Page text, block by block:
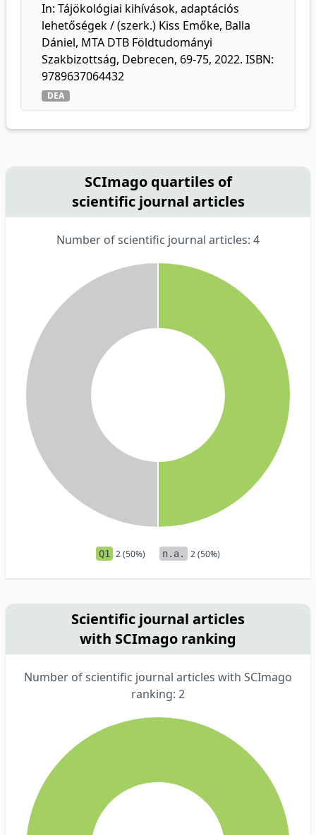
In: Tájökológiai kihívások, adaptációs
lehetőségek / (szerk.) Kiss Emőke, Balla
Dániel, MTA DTB Földtudományi
Szakbizottság, Debrecen, 69-75, 2022. ISBN:
9789637064432
DEA
SCImago quartiles of
scientific journal articles
Number of scientific journal articles: 4
Q1 2 (50%) n.a. 2 (50%)
Scientific journal articles
with SCImago ranking
Number of scientific journal articles with SCImago
ranking: 2